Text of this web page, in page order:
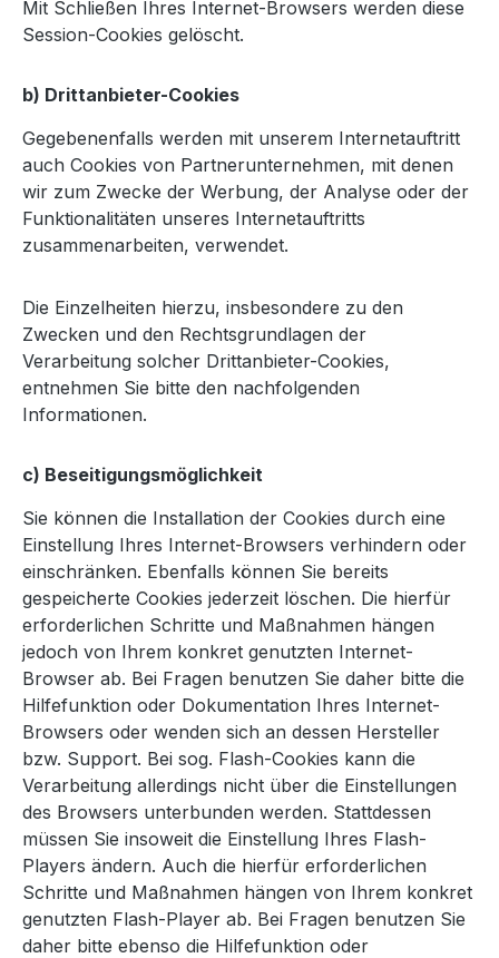
Mit Schließen Ihres Internet-Browsers werden diese
Session-Cookies gelöscht.
b) Drittanbieter-Cookies
Gegebenenfalls werden mit unserem Internetauftritt
auch Cookies von Partnerunternehmen, mit denen
wir zum Zwecke der Werbung, der Analyse oder der
Funktionalitäten unseres Internetauftritts
zusammenarbeiten, verwendet.
Die Einzelheiten hierzu, insbesondere zu den
Zwecken und den Rechtsgrundlagen der
Verarbeitung solcher Drittanbieter-Cookies,
entnehmen Sie bitte den nachfolgenden
Informationen.
c) Beseitigungsmöglichkeit
Sie können die Installation der Cookies durch eine
Einstellung Ihres Internet-Browsers verhindern oder
einschränken. Ebenfalls können Sie bereits
gespeicherte Cookies jederzeit löschen. Die hierfür
erforderlichen Schritte und Maßnahmen hängen
jedoch von Ihrem konkret genutzten Internet-
Browser ab. Bei Fragen benutzen Sie daher bitte die
Hilfefunktion oder Dokumentation Ihres Internet-
Browsers oder wenden sich an dessen Hersteller
bzw. Support. Bei sog. Flash-Cookies kann die
Verarbeitung allerdings nicht über die Einstellungen
des Browsers unterbunden werden. Stattdessen
müssen Sie insoweit die Einstellung Ihres Flash-
Players ändern. Auch die hierfür erforderlichen
Schritte und Maßnahmen hängen von Ihrem konkret
genutzten Flash-Player ab. Bei Fragen benutzen Sie
daher bitte ebenso die Hilfefunktion oder